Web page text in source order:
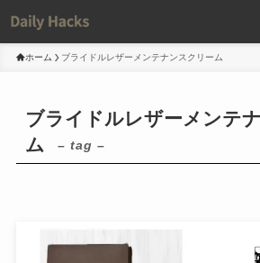
ホーム ブライドルレザーメンテナンスクリーム
ブライドルレザーメンテ
ム
– tag –